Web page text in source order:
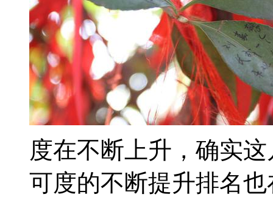
度在不断上升，确实
可度的不断提升排名